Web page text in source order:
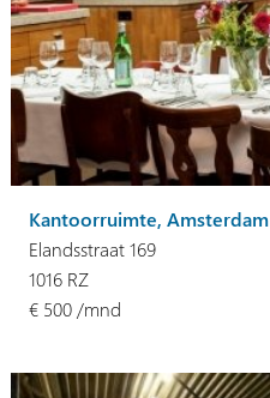
Kantoorruimte, Amsterdam
Elandsstraat 169
1016 RZ
€ 500 /mnd